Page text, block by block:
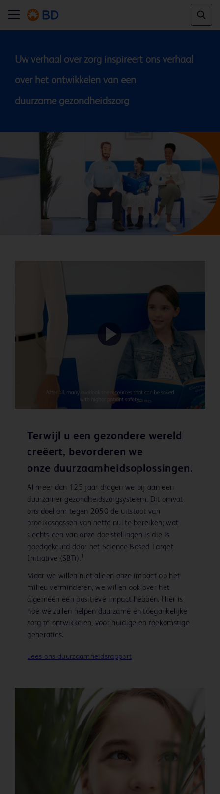
Uw verhaal over zorg inspireert ons verhaal
over het ontwikkelen van een
Play
Video
Terwijl u een gezondere wereld
creëert, bevorderen we
onze duurzaamheidsoplossingen.
Al meer dan 125 jaar dragen we bij aan een
duurzamer gezondheidszorgsysteem. Dit omvat
ons doel om tegen 2050 de uitstoot van
broeikasgassen van netto nul te bereiken; wat
slechts een van onze doelstellingen is die is
goedgekeurd door het Science Based Target
Initiative (SBTi).1
Maar we willen niet alleen onze impact op het
milieu verminderen, we willen ook over het
algemeen een positieve impact hebben. Hier is
hoe we zullen helpen duurzame en toegankelijke
zorg te ontwikkelen, voor huidige en toekomstige
generaties.
Lees ons duurzaamheidsrapport